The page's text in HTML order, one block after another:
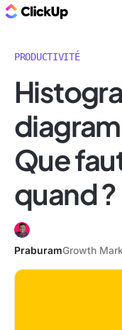
PRODUCTIVITÉ
Que
quand ?
PraburamGrowth